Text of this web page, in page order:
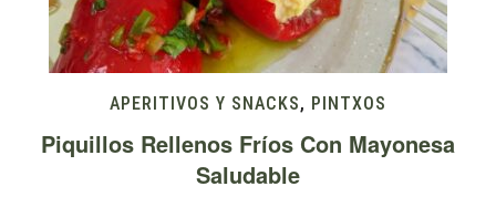
APERITIVOS Y SNACKS, PINTXOS
Piquillos Rellenos Fríos Con Mayonesa
Saludable